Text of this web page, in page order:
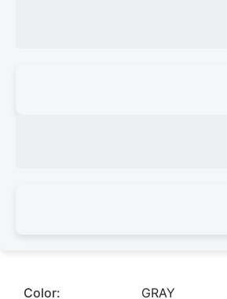
Color: GRAY